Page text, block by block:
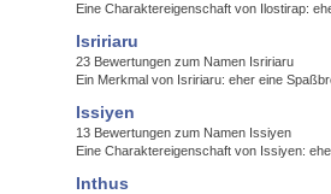
Eine Charaktereigenschaft von Ilostirap:
Isririaru
23 Bewertungen zum Namen Isririaru
Ein Merkmal von Isririaru: eher eine
Issiyen
13 Bewertungen zum Namen Issiyen
Eine Charaktereigenschaft von Issiyen:
Inthus